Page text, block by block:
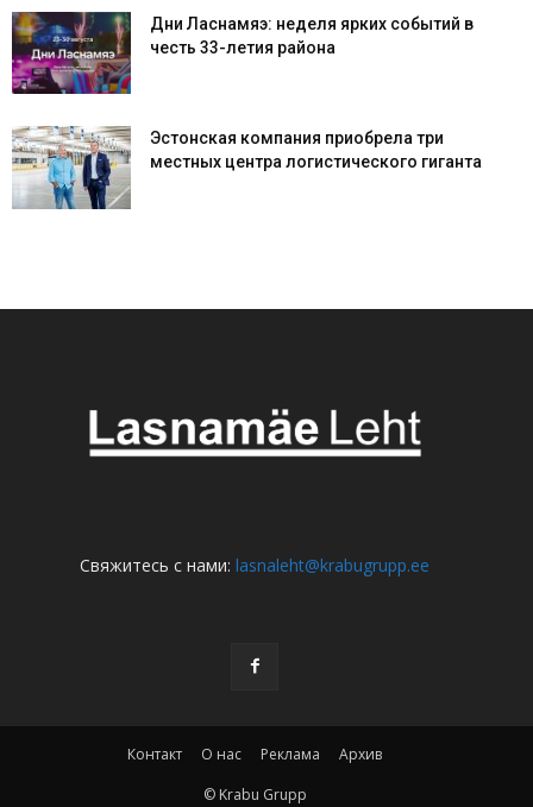
Дни Ласнамяэ: неделя ярких событий в
честь 33-летия района
Эстонская компания приобрела три
местных центра логистического гиганта
Свяжитесь с нами: lasnaleht@krabugrupp.ee
Контакт О нас Реклама
Архив
© Krabu Grupp